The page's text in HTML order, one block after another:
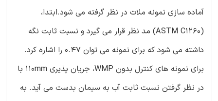
آماده سازی نمونه ملات در نظر گرفته می شود.ابتدا،
(ASTM C1260) مد نظر قرار می گیرد و نسبت ثابت نگه
داشته می شود که برای نمونه می توان 0.47 را اشاره کرد.
برای نمونه های کنترل بدون WMP، جریان پذیری 110mm با
در نظر گرفتن نسبت ثابت آب به سیمان بدست می آید. به